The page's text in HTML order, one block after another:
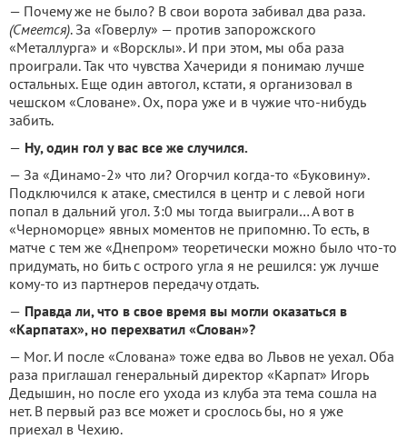
— Почему же не было? В свои ворота забивал два раза.
(Смеется). За «Говерлу» — против запорожского
«Металлурга» и «Ворсклы». И при этом, мы оба раза
проиграли. Так что чувства Хачериди я понимаю лучше
остальных. Еще один автогол, кстати, я организовал в
чешском «Словане». Ох, пора уже и в чужие что-нибудь
забить.
— Ну, один гол у вас все же случился.
— За «Динамо-2» что ли? Огорчил когда-то «Буковину».
Подключился к атаке, сместился в центр и с левой ноги
попал в дальний угол. 3:0 мы тогда выиграли… А вот в
«Черноморце» явных моментов не припомню. То есть, в
матче с тем же «Днепром» теоретически можно было что-то
придумать, но бить с острого угла я не решился: уж лучше
кому-то из партнеров передачу отдать.
— Правда ли, что в свое время вы могли оказаться в
«Карпатах», но перехватил «Слован»?
— Мог. И после «Слована» тоже едва во Львов не уехал. Оба
раза приглашал генеральный директор «Карпат» Игорь
Дедышин, но после его ухода из клуба эта тема сошла на
нет. В первый раз все может и срослось бы, но я уже
приехал в Чехию.